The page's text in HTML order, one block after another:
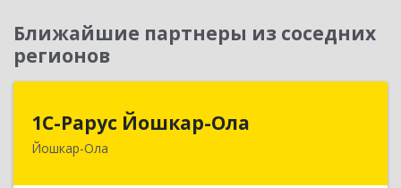
Ближайшие партнеры из соседних
регионов
1С-Рарус Йошкар-Ола
Йошкар-Ола
424004, Марий Эл Респ, Йошкар-Ола г, Волкова